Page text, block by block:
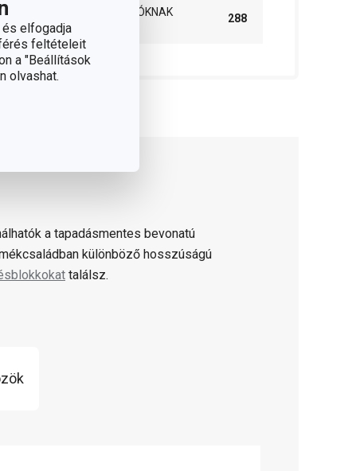
elfogadja
feltételeit
a "Beállítások
olvashat.
MASTER BOX B2B VÁSÁRLÓKNAK
(DB)
288
a tapadásmentes bevonatú
különböző hosszúságú
találsz.